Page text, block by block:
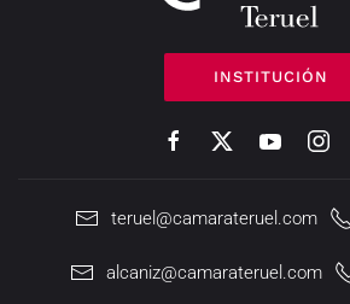
INSTITUCIÓN
teruel@camarateruel.com
alcaniz@camarateruel.com